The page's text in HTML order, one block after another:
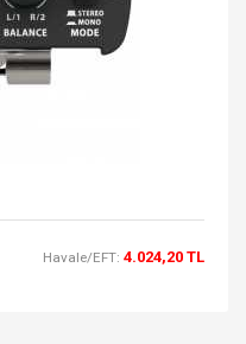
Havale/EFT: 4.024,20 TL